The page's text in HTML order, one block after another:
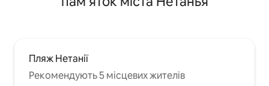
Пляж Нетанії
Рекомендують 5 місцевих жителів